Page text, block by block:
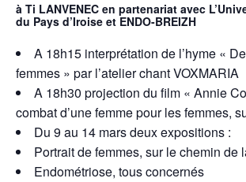
à Ti LANVENEC en partenariat avec
du Pays d’Iroise et ENDO-BREIZH
A 18h15 interprétation de l’hyme «
femmes » par l’atelier chant VOXMARIA
A 18h30 projection du film « Annie
combat d’une femme pour les femmes,
Du 9 au 14 mars deux expositions :
Portrait de femmes, sur le chemin de
Endométriose, tous concernés